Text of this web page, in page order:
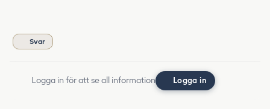
Svar
Logga in för att se all information Logga in